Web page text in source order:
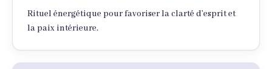
Rituel énergétique pour favoriser la clarté d’esprit et
la paix intérieure.